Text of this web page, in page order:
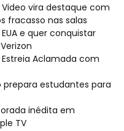
vira destaque com
fracasso nas salas
e quer conquistar
Aclamada com
prepara estudantes para
inédita em
TV